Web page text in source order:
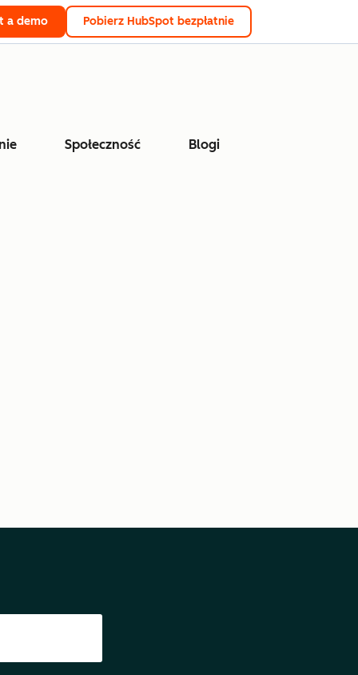
a demo Pobierz HubSpot bezpłatnie
Społeczność Blogi